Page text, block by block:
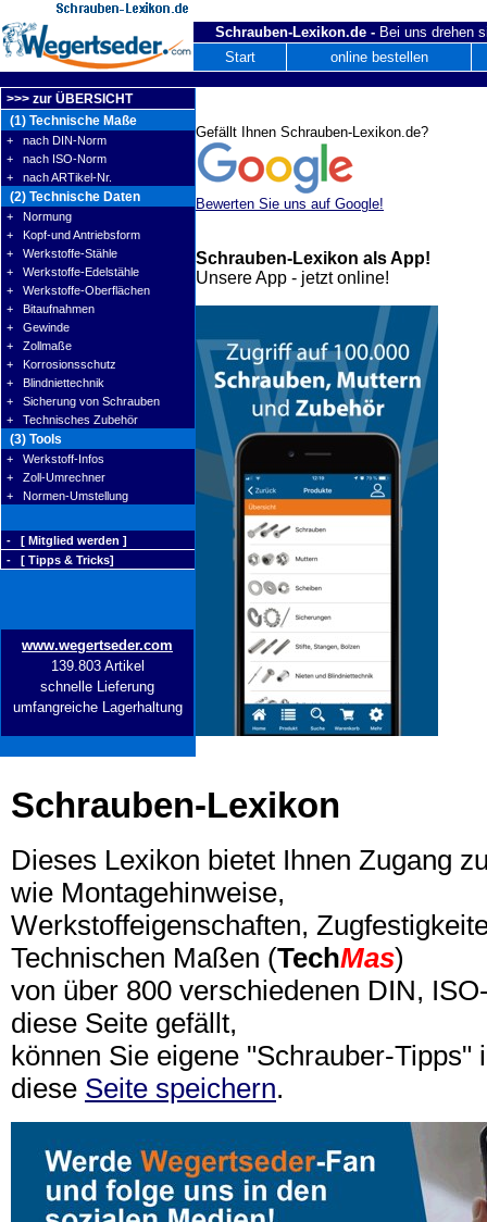
Schrauben-Lexikon.de - Bei uns drehen
Start
online bestellen
>>> zur ÜBERSICHT
(1) Technische Maße
+ nach DIN-Norm
+ nach ISO-Norm
+ nach ARTikel-Nr.
(2) Technische Daten
+ Normung
+ Kopf-und Antriebsform
+ Werkstoffe-Stähle
+ Werkstoffe-Edelstähle
+ Werkstoffe-Oberflächen
+ Bitaufnahmen
+ Gewinde
+ Zollmaße
+ Korrosionsschutz
+ Blindniettechnik
+ Sicherung von Schrauben
+ Technisches Zubehör
(3) Tools
+ Werkstoff-Infos
+ Zoll-Umrechner
+ Normen-Umstellung
- [ Mitglied werden ]
- [ Tipps & Tricks]
www.wegertseder.com
139.803 Artikel
schnelle Lieferung
umfangreiche Lagerhaltung
Schrauben-Lexikon
Dieses Lexikon bietet Ihnen Zugang
wie Montagehinweise,
Werkstoffeigenschaften,
Technischen Maßen (TechMas)
von über 800 verschiedenen DIN,
diese Seite gefällt,
können Sie eigene "Schrauber-Tipps"
diese Seite speichern.
Gefällt Ihnen Schrauben-Lexikon.de?
Bewerten Sie uns auf Google!
Schrauben-Lexikon als App!
Unsere App - jetzt online!